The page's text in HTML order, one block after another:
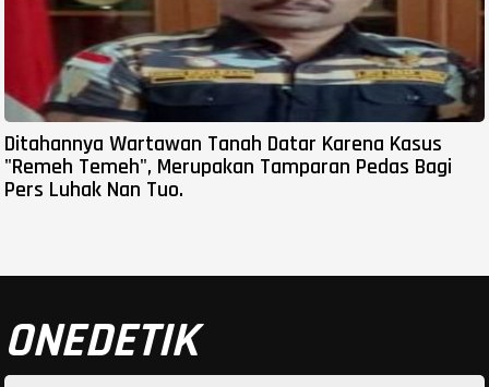
Ditahannya Wartawan Tanah Datar Karena Kasus
"Remeh Temeh", Merupakan Tamparan Pedas Bagi
Pers Luhak Nan Tuo.
ONEDETIK